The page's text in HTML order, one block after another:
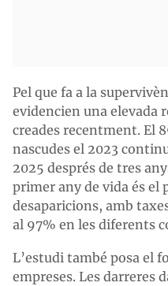
Pel que fa a la
evidencien una elevada
creades recentment. El
nascudes el 2023
2025 després de tres
primer any de vida és el
desaparicions, amb
al 97% en les diferents
L’estudi també posa el
empreses. Les darreres